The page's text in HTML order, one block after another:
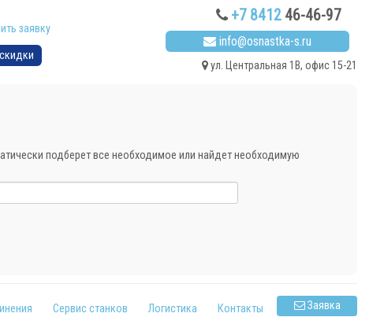
заявку
+7 8412 46-46-97
info@osnastka-s.ru
ул. Центральная 1В, офис 15-21
подберет все необходимое или найдет необходимую
Сервис станков Логистика Контакты Заявка